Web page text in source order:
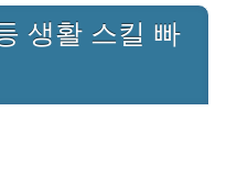
가이드
생활 스킬 빠